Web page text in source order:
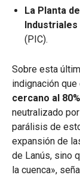
La Planta
Industriales
(PIC).
Sobre esta
indignación
cercano al
neutralizado
parálisis de
expansión de
de Lanús, sino
la cuenca»,